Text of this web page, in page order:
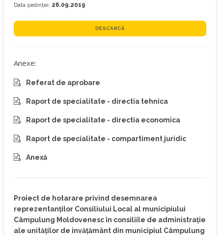
Data ședinței: 26.09.2019
DESCARCĂ
Anexe:
Referat de aprobare
Raport de specialitate - directia tehnica
Raport de specialitate - directia economica
Raport de specialitate - compartiment juridic
Anexă
Proiect de hotarare privind desemnarea
reprezentanților Consiliului Local al municipiului
Câmpulung Moldovenesc în consiliile de administrație
ale unităților de invățământ din municipiul Câmpulung